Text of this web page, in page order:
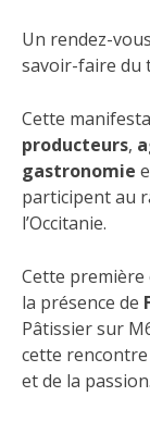
Un rendez-
savoir-faire du
Cette
producteurs,
gastronomie
participent au
l’Occitanie.
Cette
la présence de
Pâtissier sur
cette rencontre
et de la passion.